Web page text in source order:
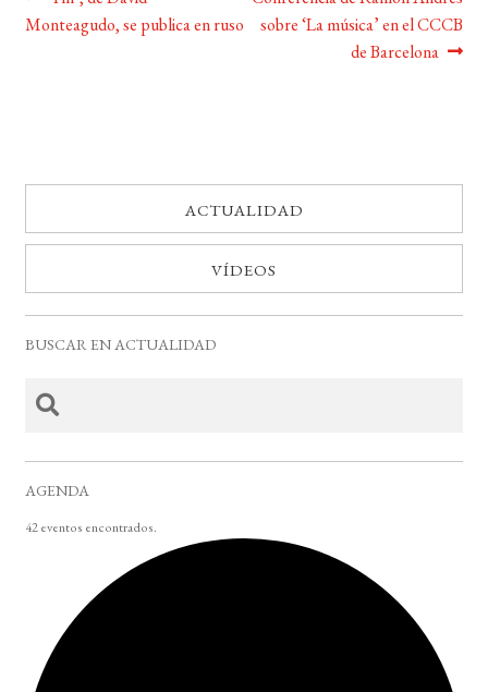
de
Monteagudo, se publica en ruso
sobre ‘La música’ en el CCCB
de Barcelona
ACTUALIDAD
VÍDEOS
BUSCAR EN ACTUALIDAD
AGENDA
42 eventos encontrados.